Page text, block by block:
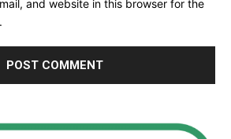
and website in this browser for the